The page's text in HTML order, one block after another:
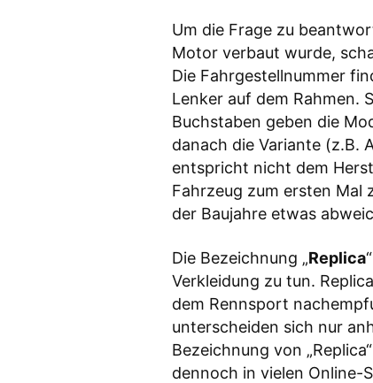
Um die Frage zu
Motor verbaut wurde,
Die Fahrgestellnummer
Lenker auf dem Rahmen.
Buchstaben geben die
danach die Variante (z.B.
entspricht nicht dem
Fahrzeug zum ersten Mal
der Baujahre etwas
Die Bezeichnung „Replica
Verkleidung zu tun.
dem Rennsport
unterscheiden sich nur
Bezeichnung von
dennoch in vielen Online-